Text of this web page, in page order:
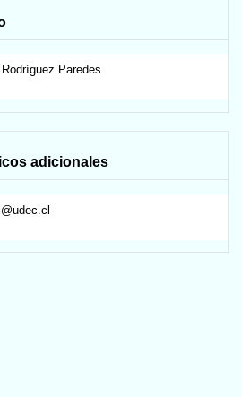
Rodríguez Paredes
adicionales